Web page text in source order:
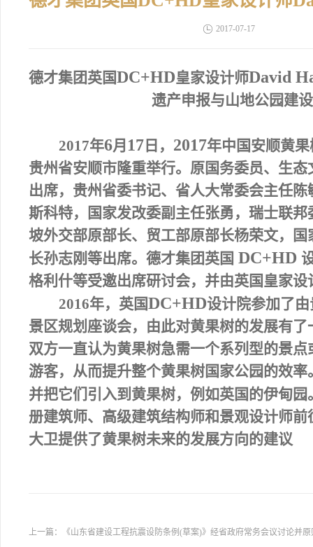
2017-07-17
德才集团英国DC+HD皇家设计师David
遗产申报与山地公园建
2017年6月 17 日 ， 2017年中国安顺黄
贵州省安顺市隆重举行。原国务委员、生
出席，贵州省委书记、省人大常委会主任
斯科特，国家发改委副主任张勇，瑞士联
坡外交部原部长、贸工部原部长杨荣文，
长孙志刚等出席。德才集团英国 DC+HD
格利什等受邀出席研讨会，并由英国皇家
2016年，英国DC+HD设计院参加了
景区规划座谈会，由此对黄果树的发展有
双方一直认为黄果树急需一个系列型的景
游客，从而提升整个黄果树国家公园的效
并把它们引入到黄果树，例如英国的伊甸园
册建筑师、高级建筑结构师和景观设计师
大卫提供了黄果树未来的发展方向的建议
上一篇： 《山东省建设工程抗震设防条例(草案)》经省政府常务会议讨论并